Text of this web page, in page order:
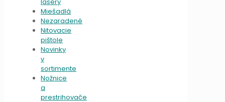
Miešadlá
Nezaradené
Nitovacie
pištole
Novinky
v
sortimente
Nožnice
a
prestrihovače